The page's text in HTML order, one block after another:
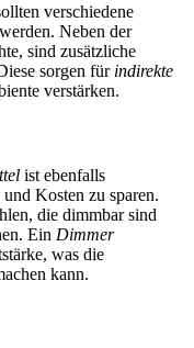
verschiedene
Neben der
sind zusätzliche
sorgen für indirekte
verstärken.
ist ebenfalls
Kosten zu sparen.
die dimmbar sind
Ein Dimmer
was die
kann.